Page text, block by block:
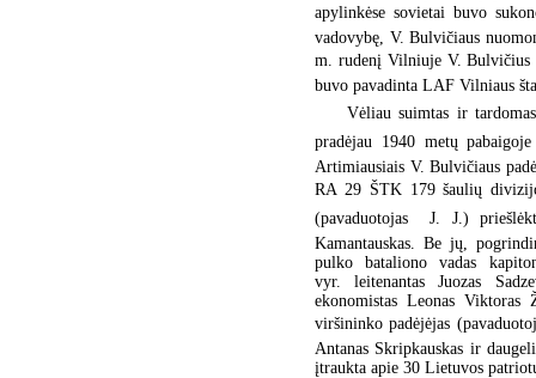
apylinkėse sovietai buvo
vadovybę, V. Bulvičiaus
m. rudenį Vilniuje V. Bulvičius
buvo pavadinta LAF Vilniaus
Vėliau suimtas ir
pradėjau 1940 metų
Artimiausiais V. Bulvičiaus
RA 29 ŠTK 179 šaulių
(pavaduotojas  J. J.)
Kamantauskas. Be jų,
pulko bataliono vadas
vyr. leitenantas Juozas
ekonomistas Leonas Viktoras
viršininko padėjėjas
Antanas Skripkauskas ir
įtraukta apie 30 Lietuvos